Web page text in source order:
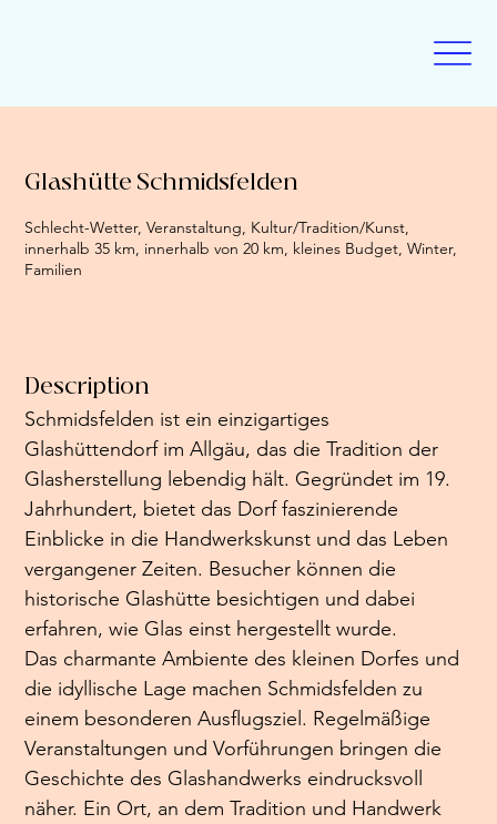
Glashütte Schmidsfelden
Schlecht-Wetter, Veranstaltung, Kultur/Tradition/Kunst,
innerhalb 35 km, innerhalb von 20 km, kleines Budget, Winter,
Familien
Description
Schmidsfelden ist ein einzigartiges
Glashüttendorf im Allgäu, das die Tradition der
Glasherstellung lebendig hält. Gegründet im 19.
Jahrhundert, bietet das Dorf faszinierende
Einblicke in die Handwerkskunst und das Leben
vergangener Zeiten. Besucher können die
historische Glashütte besichtigen und dabei
erfahren, wie Glas einst hergestellt wurde.
Das charmante Ambiente des kleinen Dorfes und
die idyllische Lage machen Schmidsfelden zu
einem besonderen Ausflugsziel. Regelmäßige
Veranstaltungen und Vorführungen bringen die
Geschichte des Glashandwerks eindrucksvoll
näher. Ein Ort, an dem Tradition und Handwerk